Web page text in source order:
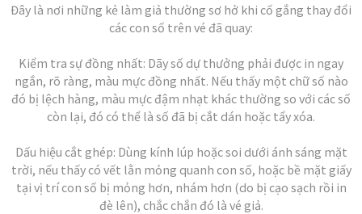
Đây là nơi những kẻ làm giả thường sơ hở khi cố gắng thay đổi
các con số trên vé đã quay:
Kiểm tra sự đồng nhất: Dãy số dự thưởng phải được in ngay
ngắn, rõ ràng, màu mực đồng nhất. Nếu thấy một chữ số nào
đó bị lệch hàng, màu mực đậm nhạt khác thường so với các số
còn lại, đó có thể là số đã bị cắt dán hoặc tẩy xóa.
Dấu hiệu cắt ghép: Dùng kính lúp hoặc soi dưới ánh sáng mặt
trời, nếu thấy có vết lằn mỏng quanh con số, hoặc bề mặt giấy
tại vị trí con số bị mỏng hơn, nhám hơn (do bị cạo sạch rồi in
đè lên), chắc chắn đó là vé giả.